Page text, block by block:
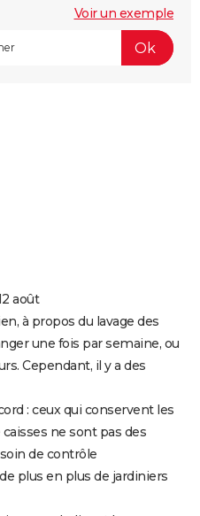
Voir un exemple
août
à propos du lavage des
une fois par semaine, ou
Cependant, il y a des
: ceux qui conservent les
ne sont pas des
de contrôle
plus en plus de jardiniers